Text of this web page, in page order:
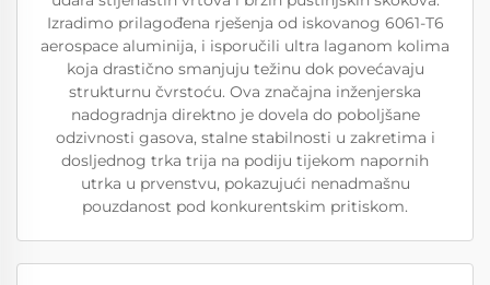
Izradimo prilagođena rješenja od iskovanog 6061-T6
aerospace aluminija, i isporučili ultra laganom kolima
koja drastično smanjuju težinu dok povećavaju
strukturnu čvrstoću. Ova značajna inženjerska
nadogradnja direktno je dovela do poboljšane
odzivnosti gasova, stalne stabilnosti u zakretima i
dosljednog trka trija na podiju tijekom napornih
utrka u prvenstvu, pokazujući nenadmašnu
pouzdanost pod konkurentskim pritiskom.